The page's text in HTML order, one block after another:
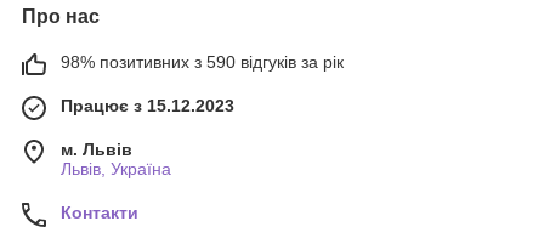
Про нас
98% позитивних з 590 відгуків за рік
Працює з 15.12.2023
м. Львів
Львів, Україна
Контакти